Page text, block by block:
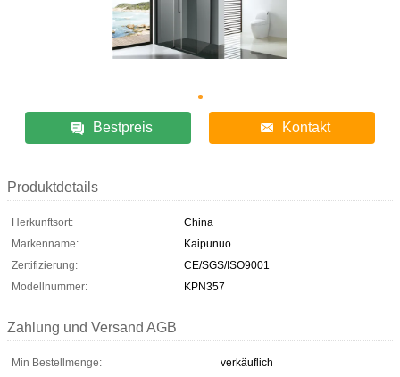
Bestpreis Kontakt
Produktdetails
Herkunftsort:
China
Markenname:
Kaipunuo
Zertifizierung:
CE/SGS/ISO9001
Modellnummer:
KPN357
Zahlung und Versand AGB
Min Bestellmenge:
verkäuflich